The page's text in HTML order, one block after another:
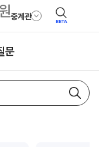
중계관 BETA
문